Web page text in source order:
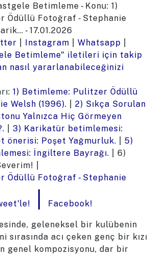
Betimleme - Konu: 1)
Ödüllü Fotoğraf - Stephanie
- 17.01.2026
Instagram Whatsapp
Betimleme" iletileri için takip
nasıl yararlanabileceğinizi
1) Betimleme: Pulitzer Ödüllü
Welsh (1996).
2) Sıkça Sorulan
Yalnızca Hiç Görmeyen
3) Karikatür betimlemesi:
önerisi: Poşet Yağmurluk.
5)
İngiltere Bayrağı. | 6)
|
Ödüllü Fotoğraf - Stephanie
Facebook!
geleneksel bir kulübenin
sırasında acı çeken genç bir kızı
genel kompozisyonu, dar bir